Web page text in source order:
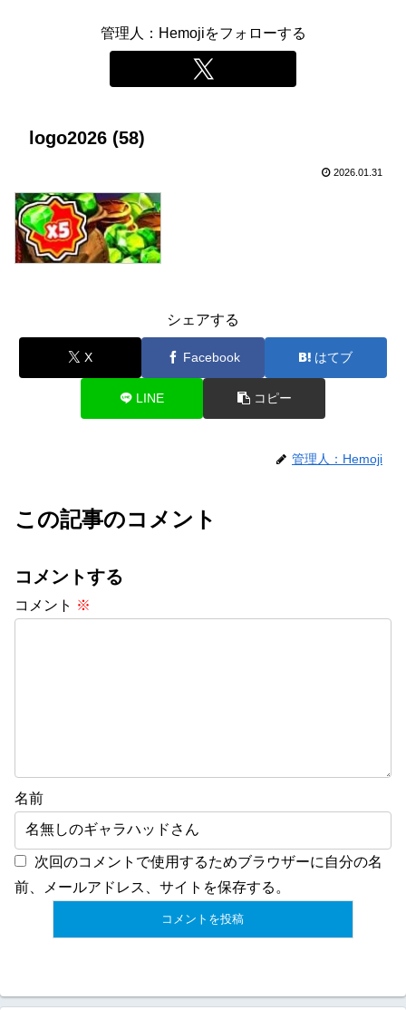
管理人：Hemojiをフォローする
logo2026 (58)
2026.01.31
シェアする
X Facebook はてブ
LINE コピー
管理人：Hemoji
この記事のコメント
コメントする
コメント ※
名前
次回のコメントで使用するためブラウザーに自分の名
前、メールアドレス、サイトを保存する。